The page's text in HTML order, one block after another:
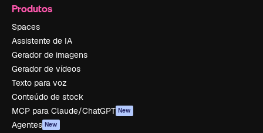
Produtos
Spaces
Assistente de IA
Gerador de imagens
Gerador de vídeos
Texto para voz
Conteúdo de stock
MCP para Claude/ChatGPT New
Agentes New